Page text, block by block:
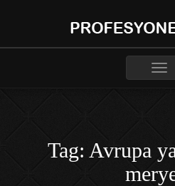
Tag: Avrupa